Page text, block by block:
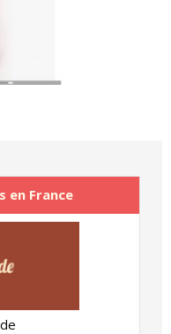
en France